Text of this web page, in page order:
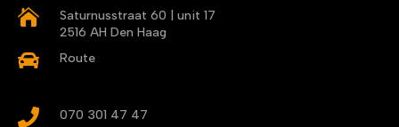

Saturnusstraat 60 | unit 17
2516 AH Den Haag
 Route
 070 301 47 47